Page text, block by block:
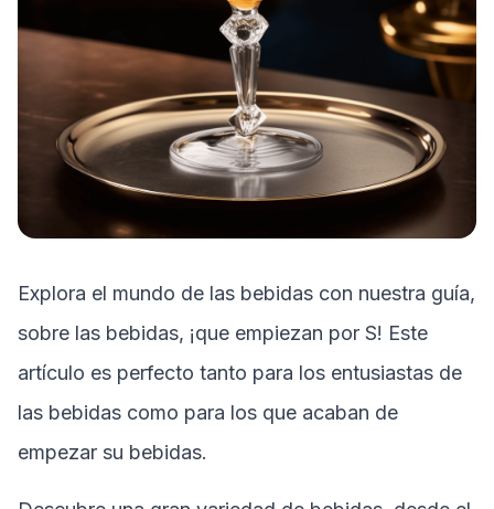
Explora el mundo de las bebidas con nuestra guía,
sobre las bebidas, ¡que empiezan por S! Este
artículo es perfecto tanto para los entusiastas de
las bebidas como para los que acaban de
empezar su bebidas.